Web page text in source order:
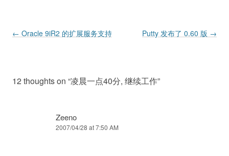
Post navigation
← Oracle 9iR2 的扩展服务支持 Putty 发布了 0.60 版 →
12 thoughts on “凌晨一点40分, 继续工作”
Zeeno
2007/04/28 at 7:50 AM